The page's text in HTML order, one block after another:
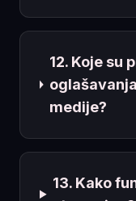
12. Koje su
medije?
13. Kako